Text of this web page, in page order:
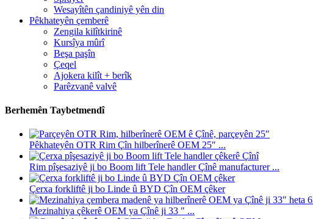
Wesayîtên çandiniyê yên din
Pêkhateyên çemberê
Zengila kilîtkirinê
Kursîya mûrî
Beşa paşîn
Çeqel
Ajokera kilît + berîk
Parêzvanê valvê
Berhemên Taybetmendî
Pêkhateyên OTR Rim Çîn hilberînerê OEM 25″ ...
Rim pîşesaziyê ji bo Boom lift Tele handler Çînê manufacturer ...
Çerxa forkliftê ji bo Linde û BYD Çîn OEM çêker
Mezinahiya çêkerê OEM ya Çînê ji 33 ″ ...